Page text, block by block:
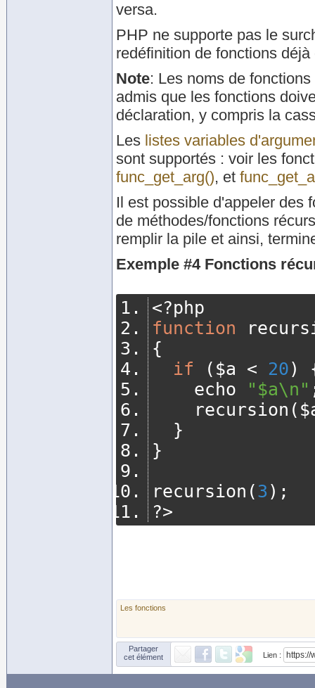
versa.
PHP ne supporte pas le
redéfinition de fonctions déjà
Note: Les noms de
admis que les fonctions
déclaration, y compris la
Les listes variables
sont supportés : voir les
func_get_arg(), et
Il est possible d'appeler des
de méthodes/fonctions
remplir la pile et ainsi,
Exemple #4 Fonctions
<?php
function
{
if
( $a < 20)
		echo
"$a\n"
		recursion
(
}
}
recursion (3 );
?>
Les fonctions
Partager
cet élément
Lien :